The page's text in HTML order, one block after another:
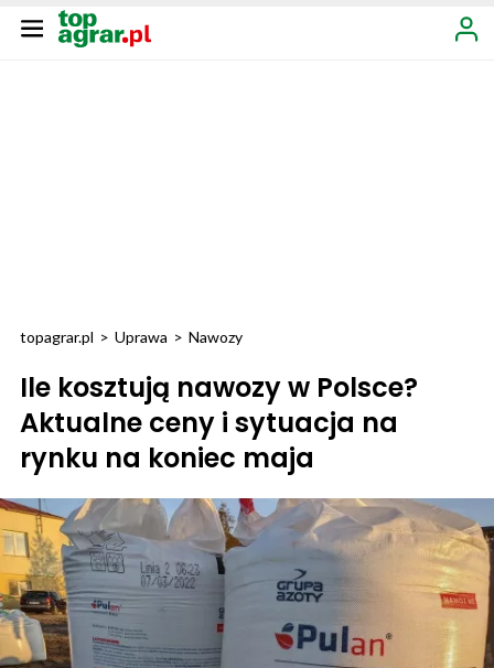
topagrar.pl > Uprawa > Nawozy
Ile kosztują nawozy w Polsce?
Aktualne ceny i sytuacja na
rynku na koniec maja